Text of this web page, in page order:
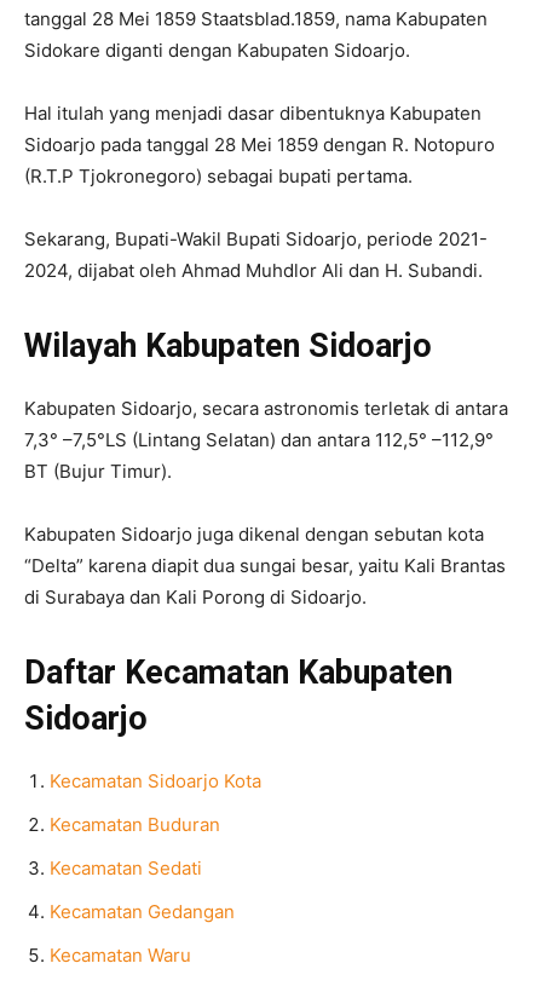
tanggal 28 Mei 1859 Staatsblad.1859, nama Kabupaten
Sidokare diganti dengan Kabupaten Sidoarjo.
Hal itulah yang menjadi dasar dibentuknya Kabupaten
Sidoarjo pada tanggal 28 Mei 1859 dengan R. Notopuro
(R.T.P Tjokronegoro) sebagai bupati pertama.
Sekarang, Bupati-Wakil Bupati Sidoarjo, periode 2021-
2024, dijabat oleh Ahmad Muhdlor Ali dan H. Subandi.
Wilayah Kabupaten Sidoarjo
Kabupaten Sidoarjo, secara astronomis terletak di antara
7,3° –7,5°LS (Lintang Selatan) dan antara 112,5° –112,9°
BT (Bujur Timur).
Kabupaten Sidoarjo juga dikenal dengan sebutan kota
“Delta” karena diapit dua sungai besar, yaitu Kali Brantas
di Surabaya dan Kali Porong di Sidoarjo.
Daftar Kecamatan Kabupaten
Sidoarjo
Kecamatan Sidoarjo Kota
Kecamatan Buduran
Kecamatan Sedati
Kecamatan Gedangan
Kecamatan Waru